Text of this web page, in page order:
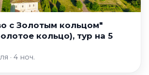
с Золотым кольцом"
кольцо), тур на 5
· 4 ноч.